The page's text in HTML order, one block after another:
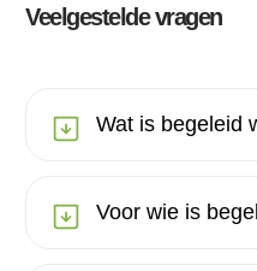
Veelgestelde vragen
Wat is begeleid
Voor wie is